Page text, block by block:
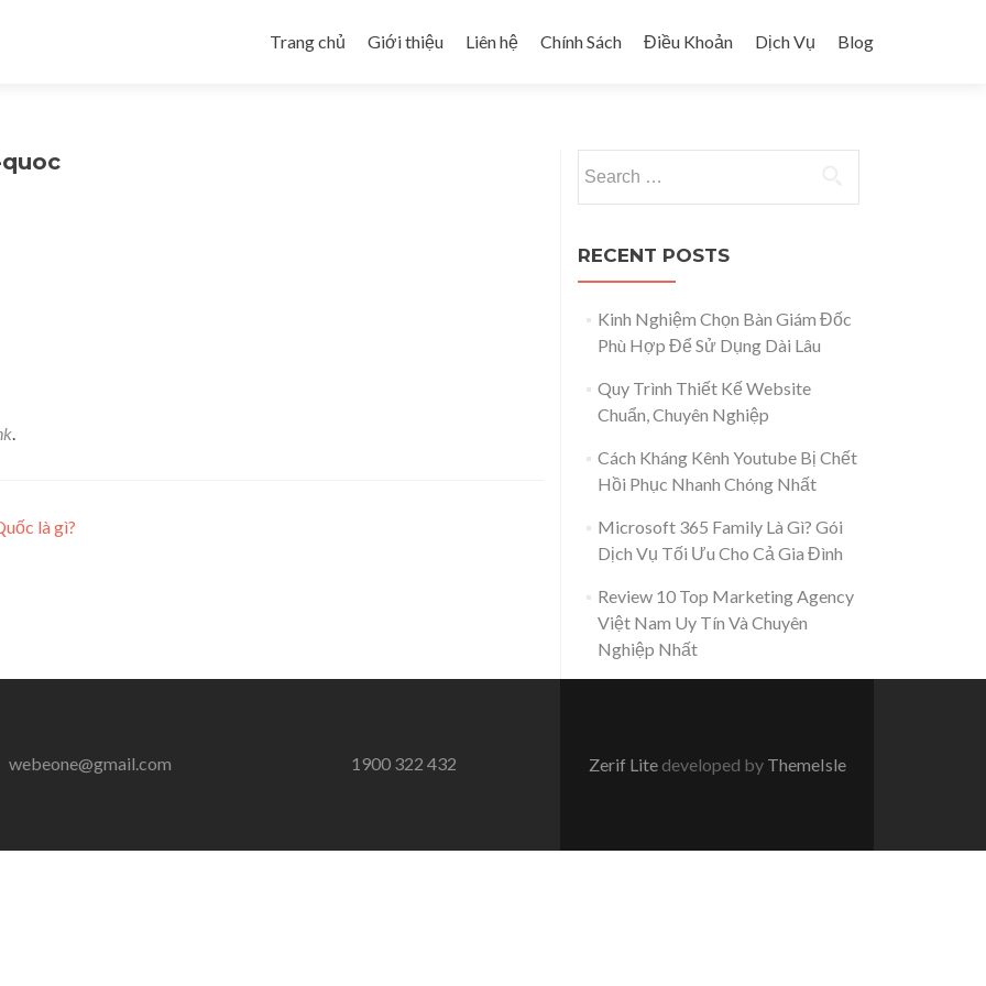
Trang chủ
Giới thiệu Liên hệ Chính Sách Điều Khoản Dịch Vụ Blog
.
là gì?
RECENT POSTS
Kinh Nghiệm Chọn Bàn Giám Đốc
Phù Hợp Để Sử Dụng Dài Lâu
Quy Trình Thiết Kế Website
Chuẩn, Chuyên Nghiệp
Cách Kháng Kênh Youtube Bị Chết
Hồi Phục Nhanh Chóng Nhất
Microsoft 365 Family Là Gì? Gói
Dịch Vụ Tối Ưu Cho Cả Gia Đình
Review 10 Top Marketing Agency
Việt Nam Uy Tín Và Chuyên
Nghiệp Nhất
webeone@gmail.com 1900 322 432 Zerif Lite developed by ThemeIsle